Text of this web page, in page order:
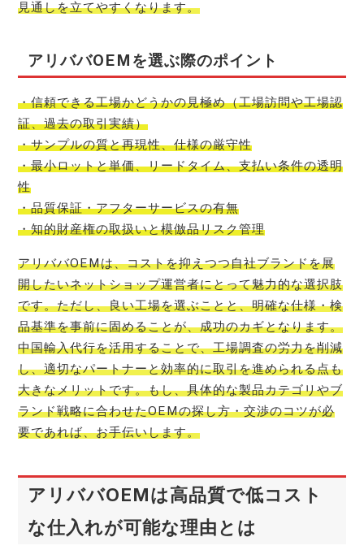
見通しを立てやすくなります。
アリババOEMを選ぶ際のポイント
・信頼できる工場かどうかの見極め（工場訪問や工場認
証、過去の取引実績）
・サンプルの質と再現性、仕様の厳守性
・最小ロットと単価、リードタイム、支払い条件の透明
性
・品質保証・アフターサービスの有無
・知的財産権の取扱いと模倣品リスク管理
アリババOEMは、コストを抑えつつ自社ブランドを展
開したいネットショップ運営者にとって魅力的な選択肢
です。ただし、良い工場を選ぶことと、明確な仕様・検
品基準を事前に固めることが、成功のカギとなります。
中国輸入代行を活用することで、工場調査の労力を削減
し、適切なパートナーと効率的に取引を進められる点も
大きなメリットです。もし、具体的な製品カテゴリやブ
ランド戦略に合わせたOEMの探し方・交渉のコツが必
要であれば、お手伝いします。
アリババOEMは高品質で低コスト
な仕入れが可能な理由とは